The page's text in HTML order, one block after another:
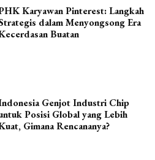
Karyawan Pinterest: Langkah
dalam Menyongsong Era
Buatan
Genjot Industri Chip
Posisi Global yang Lebih
Gimana Rencananya?